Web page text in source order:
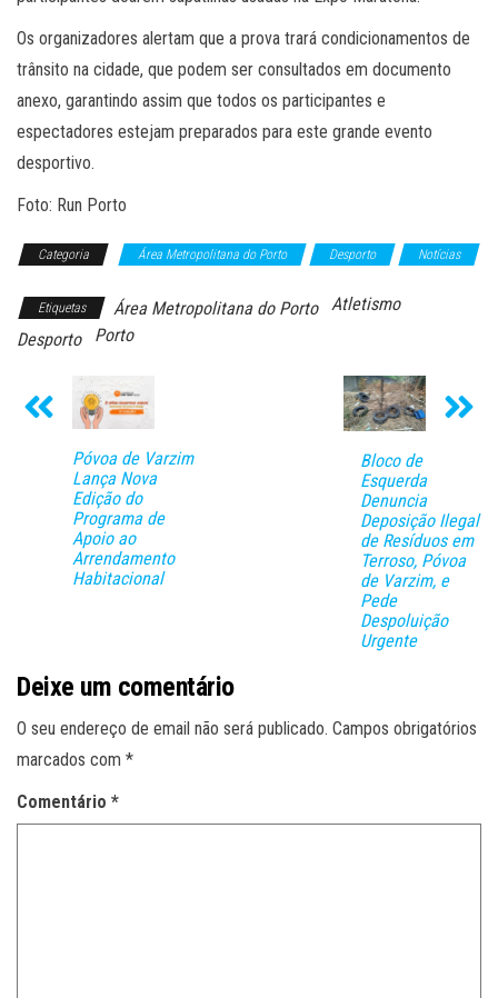
Os organizadores alertam que a prova trará condicionamentos de
trânsito na cidade, que podem ser consultados em documento
anexo, garantindo assim que todos os participantes e
espectadores estejam preparados para este grande evento
desportivo.
Foto: Run Porto
Categoria Área Metropolitana do Porto Desporto Notícias
Etiquetas Área Metropolitana do Porto
Atletismo
Desporto
Porto
Póvoa de Varzim
Lança Nova
Edição do
Programa de
Apoio ao
Arrendamento
Habitacional
Bloco de
Esquerda
Denuncia
Deposição Ilegal
de Resíduos em
Terroso, Póvoa
de Varzim, e
Pede
Despoluição
Urgente
Deixe um comentário
O seu endereço de email não será publicado. Campos obrigatórios
marcados com *
Comentário *